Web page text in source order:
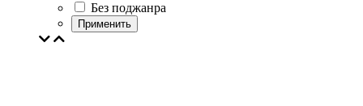
Без поджанра
Применить